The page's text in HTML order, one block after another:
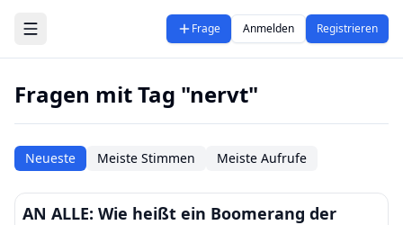
Zum Hauptinhalt springen
Frage Anmelden Registrieren
Fragen mit Tag "nervt"
Neueste Meiste Stimmen Meiste Aufrufe
AN ALLE: Wie heißt ein Boomerang der